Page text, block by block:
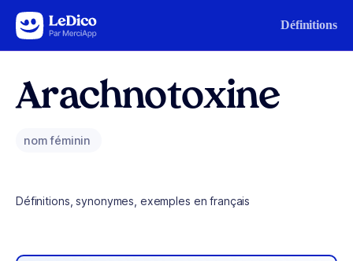
Aller au contenu Définitions
Arachnotoxine
nom féminin
Définitions, synonymes, exemples en français